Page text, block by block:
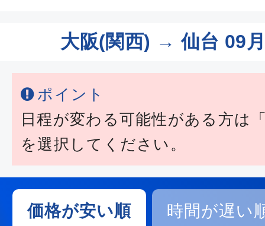
大阪(関西) → 仙台 09
ポイント
日程が変わる可能性がある方は
を選択してください。
価格が安い順 時間が遅い